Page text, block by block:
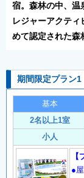
宿。森林の中、温
レジャーアクテ
めて認定された森
期間限定プラン1
基本
2名以上1室
小人
●